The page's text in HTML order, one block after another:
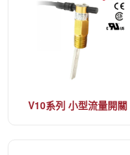
V10系列 小型流量開關